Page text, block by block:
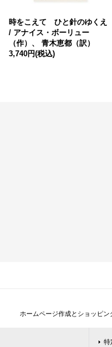
時をこえて ひと針のゆくえ
/ アナイス・ボーリュー
（作）、 青木恵都（訳）
3,740円(税込)
ホームページ作成とショッピ
特